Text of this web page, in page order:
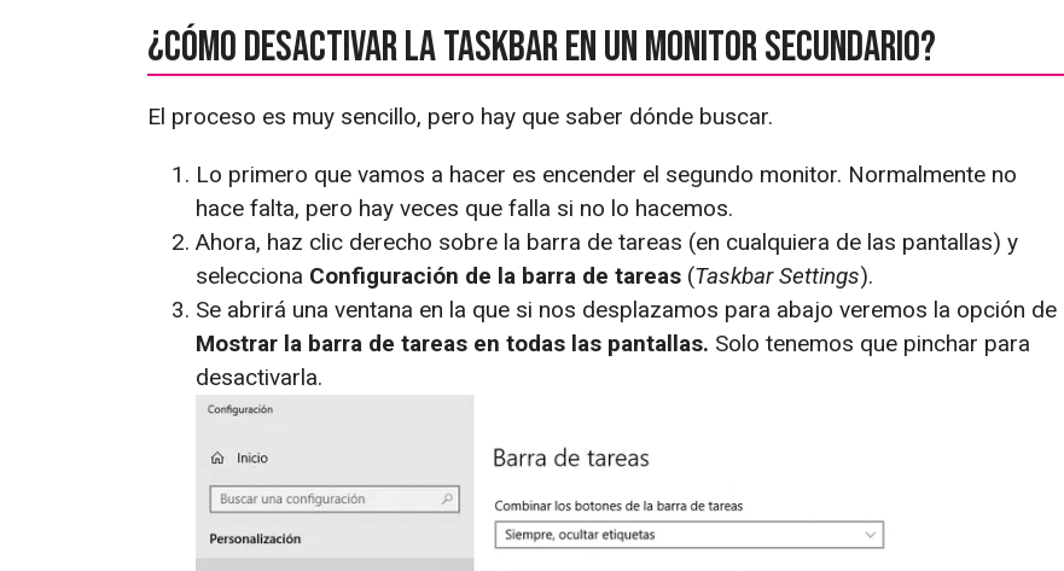
¿Cómo desactivar la taskbar en un monitor secundario?
El proceso es muy sencillo, pero hay que saber dónde buscar.
Lo primero que vamos a hacer es encender el segundo monitor. Normalmente no
hace falta, pero hay veces que falla si no lo hacemos.
Ahora, haz clic derecho sobre la barra de tareas (en cualquiera de las pantallas) y
selecciona Configuración de la barra de tareas (Taskbar Settings).
Se abrirá una ventana en la que si nos desplazamos para abajo veremos la opción de
Mostrar la barra de tareas en todas las pantallas. Solo tenemos que pinchar para
desactivarla.